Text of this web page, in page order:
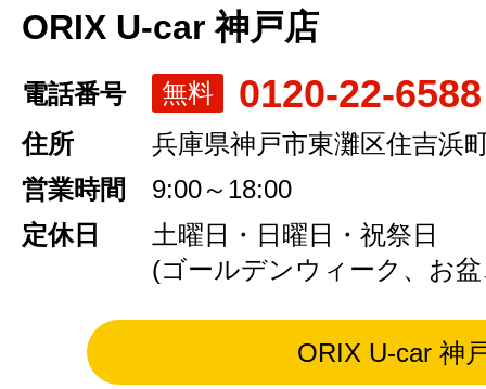
ORIX U-car 神戸店
電話番号 無料 0120-22-6588
住所
兵庫県神戸市東灘区住吉浜
営業時間
9:00～18:00
定休日
土曜日・日曜日・祝祭日
(ゴールデンウィーク、お
ORIX U-car 神